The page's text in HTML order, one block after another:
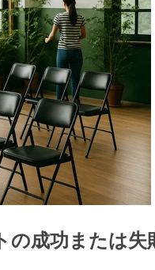
の成功または失